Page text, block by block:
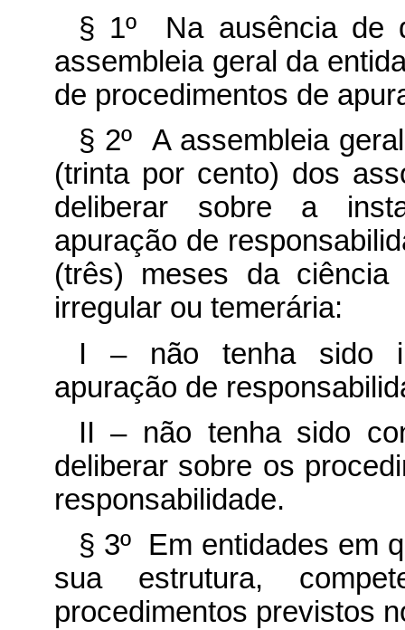
§ 1º Na ausência de
assembleia geral da
de procedimentos de
§ 2º A assembleia
(trinta por cento) dos
deliberar sobre a
apuração de
(três) meses da
irregular ou temerária:
I – não tenha sido
apuração de
II – não tenha sido
deliberar sobre os
responsabilidade.
§ 3º Em entidades em
sua estrutura,
procedimentos previstos